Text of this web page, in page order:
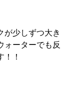
が少しずつ大き
ォーターでも反
！